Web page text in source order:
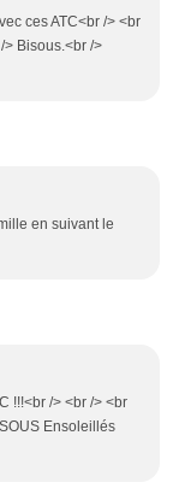
ces ATC<br /> <br
> Bisous.<br />
en suivant le
!!!<br /> <br /> <br
Ensoleillés